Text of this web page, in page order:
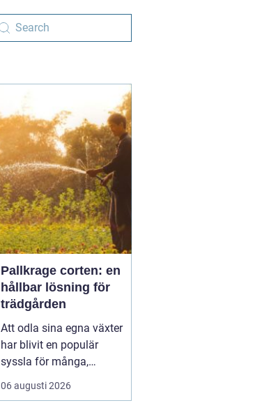
Pallkrage corten: en
hållbar lösning för
trädgården
Att odla sina egna växter
har blivit en populär
syssla för många,
oavsett om det handlar
om att ha en prunkande
06 augusti 2026